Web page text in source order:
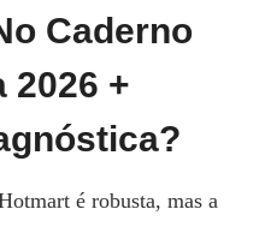
Caderno
2026 +
é robusta, mas a